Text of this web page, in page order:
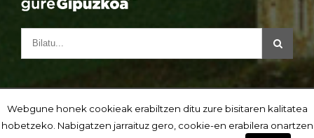
Webgune honek cookieak erabiltzen ditu zure bisitaren kalitatea
hobetzeko. Nabigatzen jarraituz gero, cookie-en erabilera onartzen